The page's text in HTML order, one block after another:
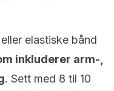
elastiske bånd
inkluderer arm-,
. Sett med 8 til 10